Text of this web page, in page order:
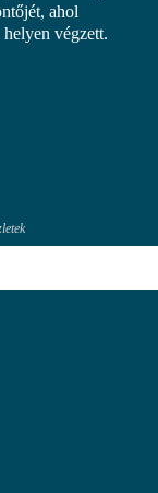
ahol
végzett.